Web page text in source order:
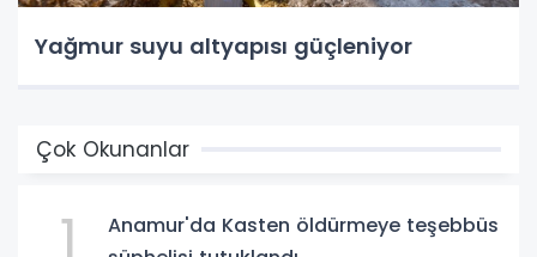
Yağmur suyu altyapısı güçleniyor
Çok Okunanlar
1
Anamur'da Kasten öldürmeye teşebbüs